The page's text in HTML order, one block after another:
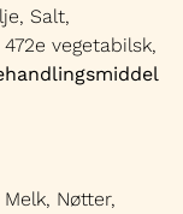
Salt,
vegetabilsk,
Nøtter,